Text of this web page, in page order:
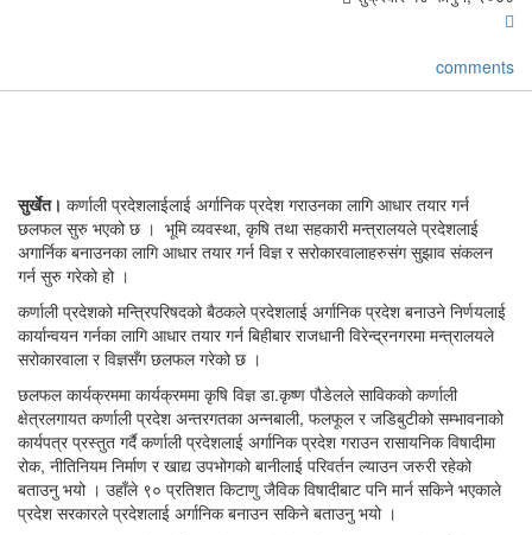
comments
सुर्खेत। कर्णाली प्रदेशलाईलाई अर्गानिक प्रदेश गराउनका लागि आधार तयार गर्न
छलफल सुरु भएको छ । भूमि व्यवस्था, कृषि तथा सहकारी मन्त्रालयले प्रदेशलाई
अगार्निक बनाउनका लागि आधार तयार गर्न विज्ञ र सरोकारवालाहरुसंग सुझाव संकलन
गर्न सुरु गरेको हो ।
कर्णाली प्रदेशको मन्त्रिपरिषदको बैठकले प्रदेशलाई अर्गानिक प्रदेश बनाउने निर्णयलाई
कार्यान्वयन गर्नका लागि आधार तयार गर्न बिहीबार राजधानी विरेन्द्रनगरमा मन्त्रालयले
सरोकारवाला र विज्ञसँग छलफल गरेको छ ।
छलफल कार्यक्रममा कार्यक्रममा कृषि विज्ञ डा.कृष्ण पौडेलले साविकको कर्णाली
क्षेत्रलगायत कर्णाली प्रदेश अन्तरगतका अन्नबाली, फलफूल र जडिबुटीको सम्भावनाको
कार्यपत्र प्रस्तुत गर्दै कर्णाली प्रदेशलाई अर्गानिक प्रदेश गराउन रासायनिक विषादीमा
रोक, नीतिनियम निर्माण र खाद्य उपभोगको बानीलाई परिवर्तन ल्याउन जरुरी रहेको
बताउनु भयो । उहाँले ९० प्रतिशत किटाणु जैविक विषादीबाट पनि मार्न सकिने भएकाले
प्रदेश सरकारले प्रदेशलाई अर्गानिक बनाउन सकिने बताउनु भयो ।